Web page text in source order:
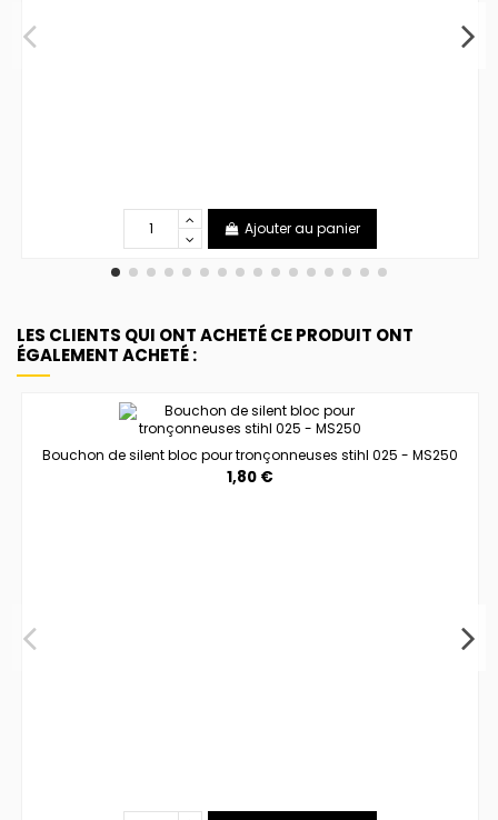
Ajouter au panier
LES CLIENTS QUI ONT ACHETÉ CE PRODUIT ONT
ÉGALEMENT ACHETÉ :
Bouchon de silent bloc pour tronçonneuses stihl 025 - MS250
1,80 €